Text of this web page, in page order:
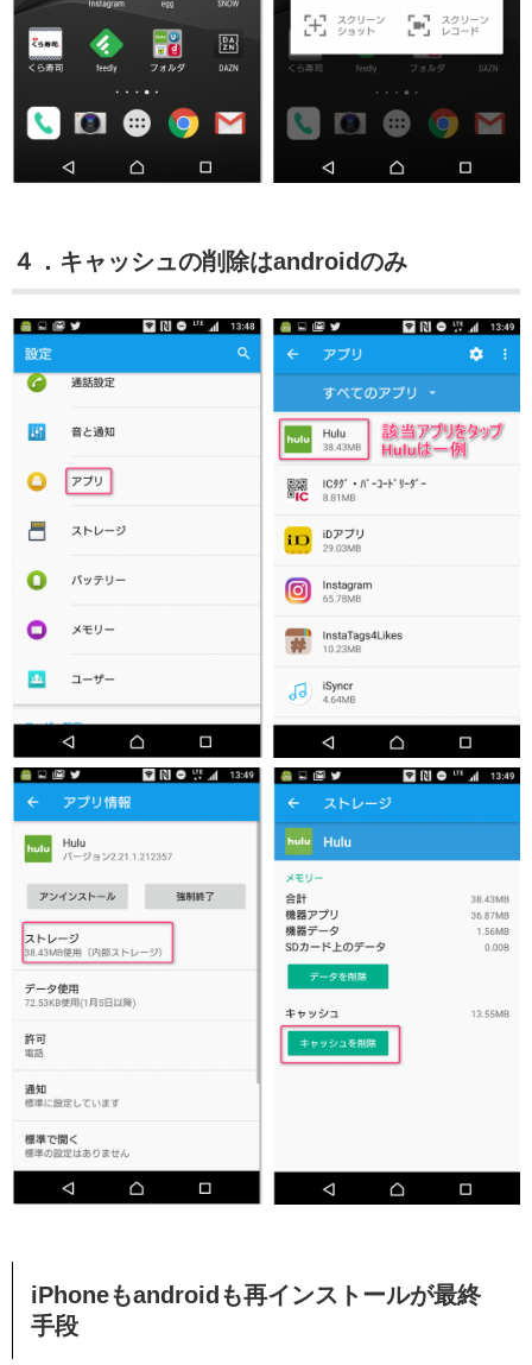
４．キャッシュの削除はandroidのみ
iPhoneもandroidも再インストールが最終
手段